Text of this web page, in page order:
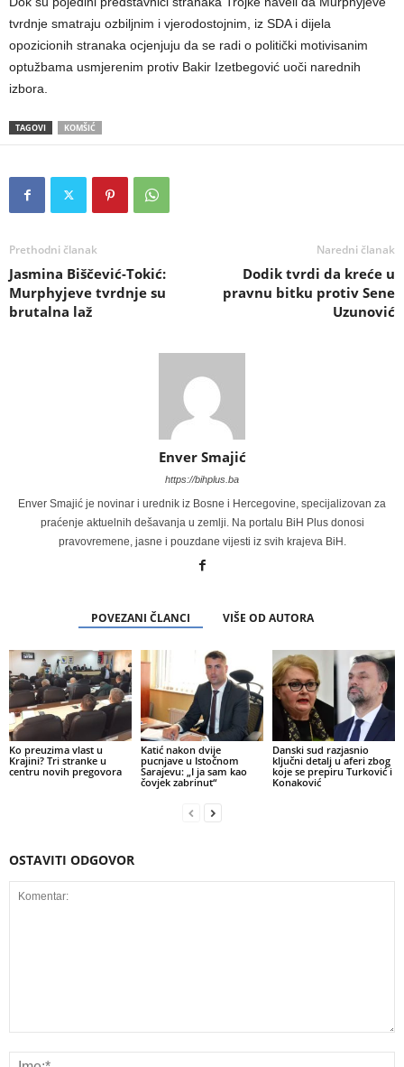
tvrdnje smatraju ozbiljnim i vjerodostojnim, iz SDA i dijela
opozicionih stranaka ocjenjuju da se radi o politički motivisanim
optužbama usmjerenim protiv Bakir Izetbegović uoči narednih
izbora.
TAGOVI KOMŠIĆ
Prethodni članak
Jasmina Biščević-Tokić:
Murphyjeve tvrdnje su
brutalna laž
Naredni članak
Dodik tvrdi da kreće u
pravnu bitku protiv Sene
Uzunović
Enver Smajić
https://bihplus.ba
Enver Smajić je novinar i urednik iz Bosne i Hercegovine, specijalizovan za
praćenje aktuelnih dešavanja u zemlji. Na portalu BiH Plus donosi
pravovremene, jasne i pouzdane vijesti iz svih krajeva BiH.
POVEZANI ČLANCI VIŠE OD AUTORA
Ko preuzima vlast u
Krajini? Tri stranke u
centru novih pregovora
Katić nakon dvije
pucnjave u Istočnom
Sarajevu: „I ja sam kao
čovjek zabrinut“
Danski sud razjasnio
ključni detalj u aferi zbog
koje se prepiru Turković i
Konaković
OSTAVITI ODGOVOR